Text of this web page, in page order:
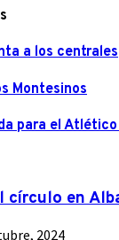
a los centrales
Montesinos
para el
círculo en
2024